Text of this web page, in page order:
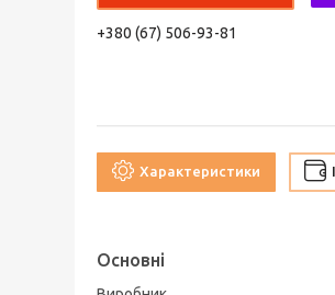
+380 (67) 506-93-81
Характеристики
Основні